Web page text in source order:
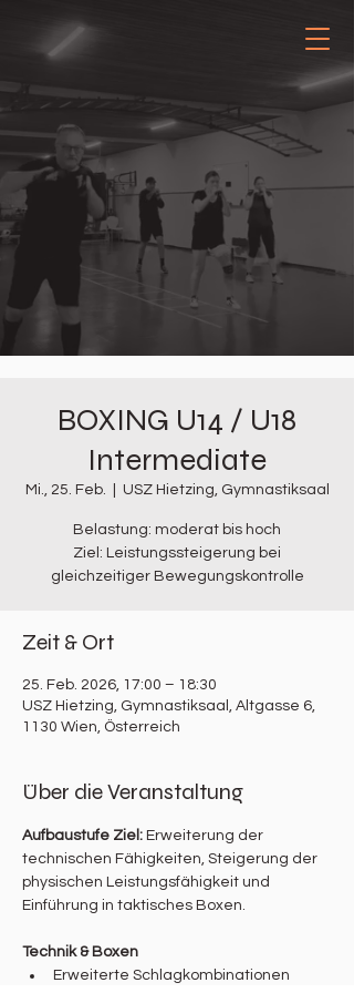
BOXING U14 / U18
Intermediate
Mi., 25. Feb. USZ Hietzing, Gymnastiksaal
Belastung: moderat bis hoch
Ziel: Leistungssteigerung bei
gleichzeitiger Bewegungskontrolle
Zeit & Ort
25. Feb. 2026, 17:00 – 18:30
USZ Hietzing, Gymnastiksaal, Altgasse 6,
1130 Wien, Österreich
Über die Veranstaltung
Aufbaustufe Ziel: Erweiterung der
technischen Fähigkeiten, Steigerung der
physischen Leistungsfähigkeit und
Einführung in taktisches Boxen.
Technik & Boxen
Erweiterte Schlagkombinationen